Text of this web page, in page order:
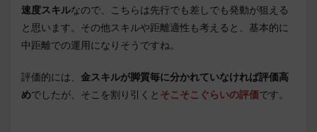
速度スキルなので、こちらは先行でも差しでも発動が狙える
と思います。その他スキルや距離適性も考えると、基本的に
中距離での運用になりそうですね。
評価的には、 金スキルが脚質毎に分かれていなければ評価高
めでしたが、そこを割り引くと そこそこぐらいの評価です。